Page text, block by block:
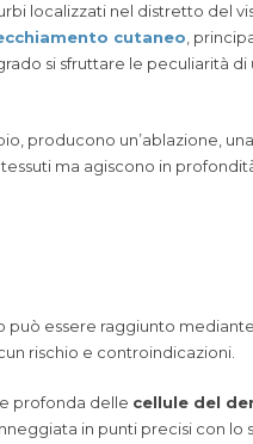
localizzati nel distretto del
cutaneo ,
si sfruttare le peculiarità di
producono un’ablazione,
ma agiscono in
essere raggiunto
rischio e controindicazioni.
profonda delle cellule del
in punti precisi con lo